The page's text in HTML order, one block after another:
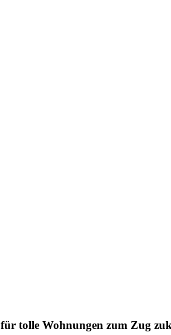
tolle Wohnungen zum Zug